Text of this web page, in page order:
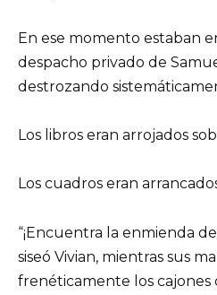
En ese momento estaban
despacho privado de
destrozando
Los libros eran arrojados
Los cuadros eran
“¡Encuentra la enmienda
siseó Vivian, mientras sus
frenéticamente los cajones